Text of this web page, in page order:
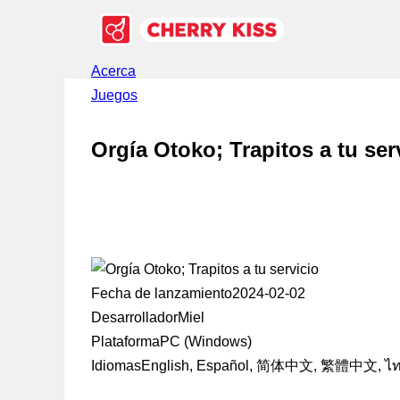
Acerca
Juegos
Orgía Otoko; Trapitos a tu
Fecha de lanzamiento2024-02-02
DesarrolladorMiel
PlataformaPC (Windows)
IdiomasEnglish, Español, 简体中文, 繁體中文, ไ